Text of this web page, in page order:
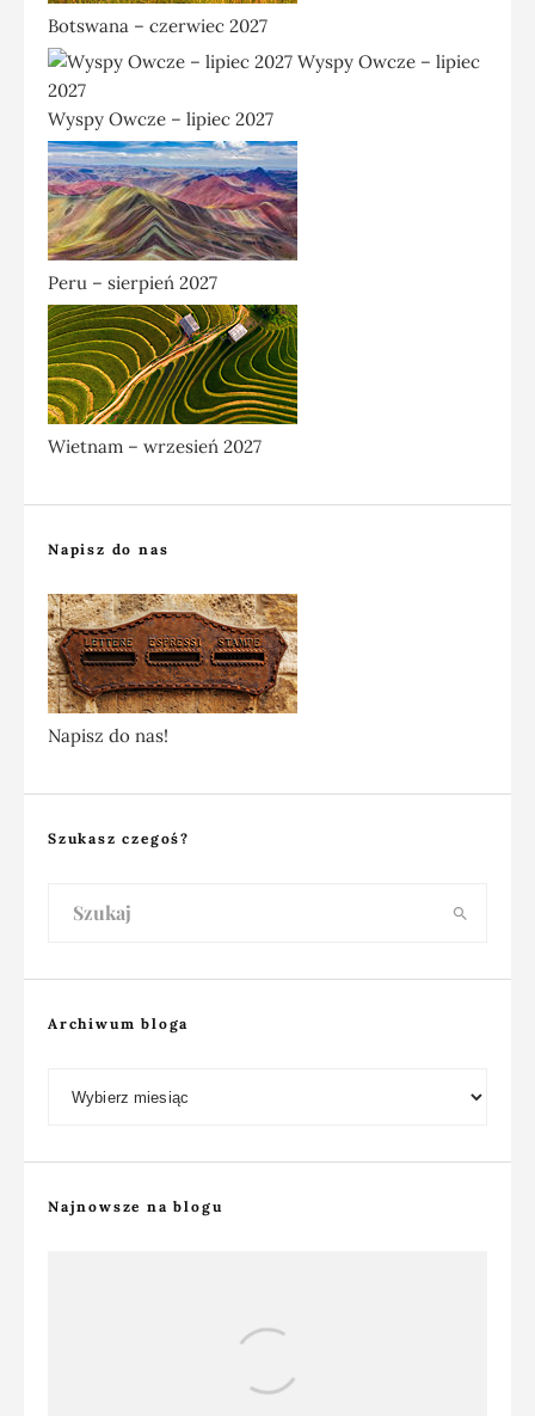
Botswana – czerwiec 2027
Wyspy Owcze – lipiec 2027
Peru – sierpień 2027
Wietnam – wrzesień 2027
Napisz do nas
Napisz do nas!
Szukasz czegoś?
Archiwum bloga
Najnowsze na blogu